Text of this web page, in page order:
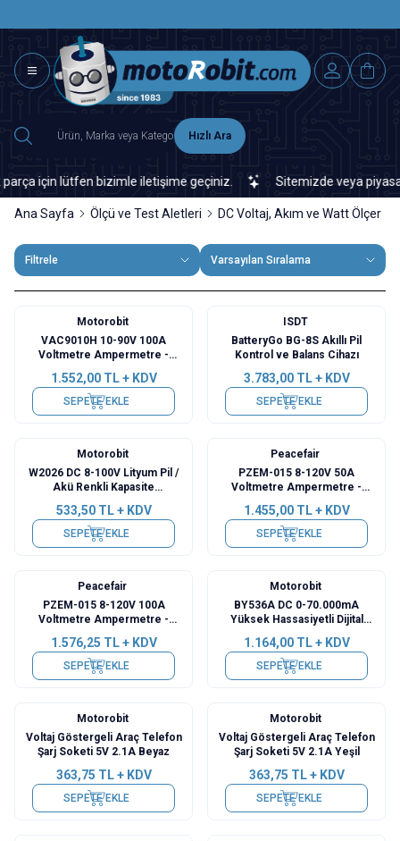
Hızlı Ara
için lütfen bizimle iletişime geçiniz. Sitemizde veya piyasada
Ana Sayfa Ölçü ve Test Aletleri DC Voltaj, Akım ve Watt Ölçer
Filtrele Varsayılan Sıralama
Motorobit
VAC9010H 10-90V 100A
Voltmetre Ampermetre -
1.552,00TL + KDV
SEPETE EKLE
ISDT
BatteryGo BG-8S Akıllı Pil
Kontrol ve Balans Cihazı
3.783,00TL + KDV
SEPETE EKLE
Motorobit
W2026 DC 8-100V Lityum Pil /
Akü Renkli Kapasite
533,50TL + KDV
SEPETE EKLE
Peacefair
PZEM-015 8-120V 50A
Voltmetre Ampermetre -
1.455,00TL + KDV
SEPETE EKLE
Peacefair
PZEM-015 8-120V 100A
Voltmetre Ampermetre -
1.576,25 TL + KDV
SEPETE EKLE
Motorobit
BY536A DC 0-70.000mA
Yüksek Hassasiyetli Dijital
1.164,00TL + KDV
SEPETE EKLE
Motorobit
Voltaj Göstergeli Araç Telefon
Şarj Soketi 5V 2.1A Beyaz
363,75 TL + KDV
SEPETE EKLE
Motorobit
Voltaj Göstergeli Araç Telefon
Şarj Soketi 5V 2.1A Yeşil
363,75 TL + KDV
SEPETE EKLE